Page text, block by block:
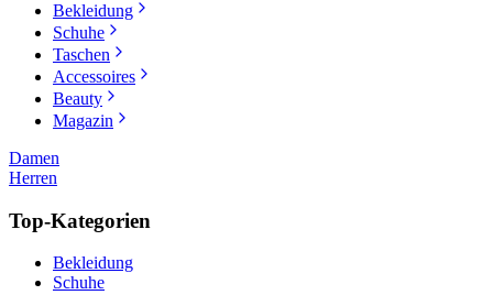
Bekleidung
Schuhe
Taschen
Accessoires
Beauty
Magazin
Damen
Herren
Top-Kategorien
Bekleidung
Schuhe